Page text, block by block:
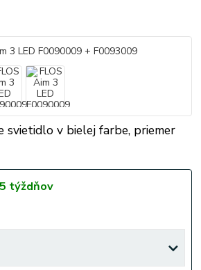
svietidlo v bielej farbe, priemer
týždňov